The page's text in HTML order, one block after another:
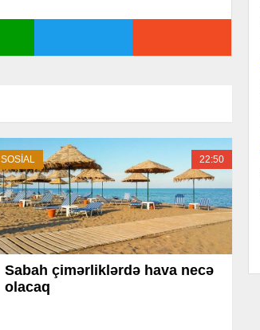
SOSİAL 22:50
Sabah çimərliklərdə hava necə
olacaq